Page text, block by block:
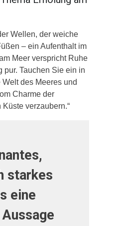
Wellen, der weiche
– ein Aufenthalt im
Meer verspricht Ruhe
pur. Tauchen Sie ein in
des Meeres und
Charme der
verzaubern.“
starkes
eine